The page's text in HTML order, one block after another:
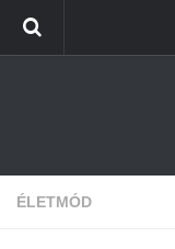
Tiszaújváros
ÉLETMÓD